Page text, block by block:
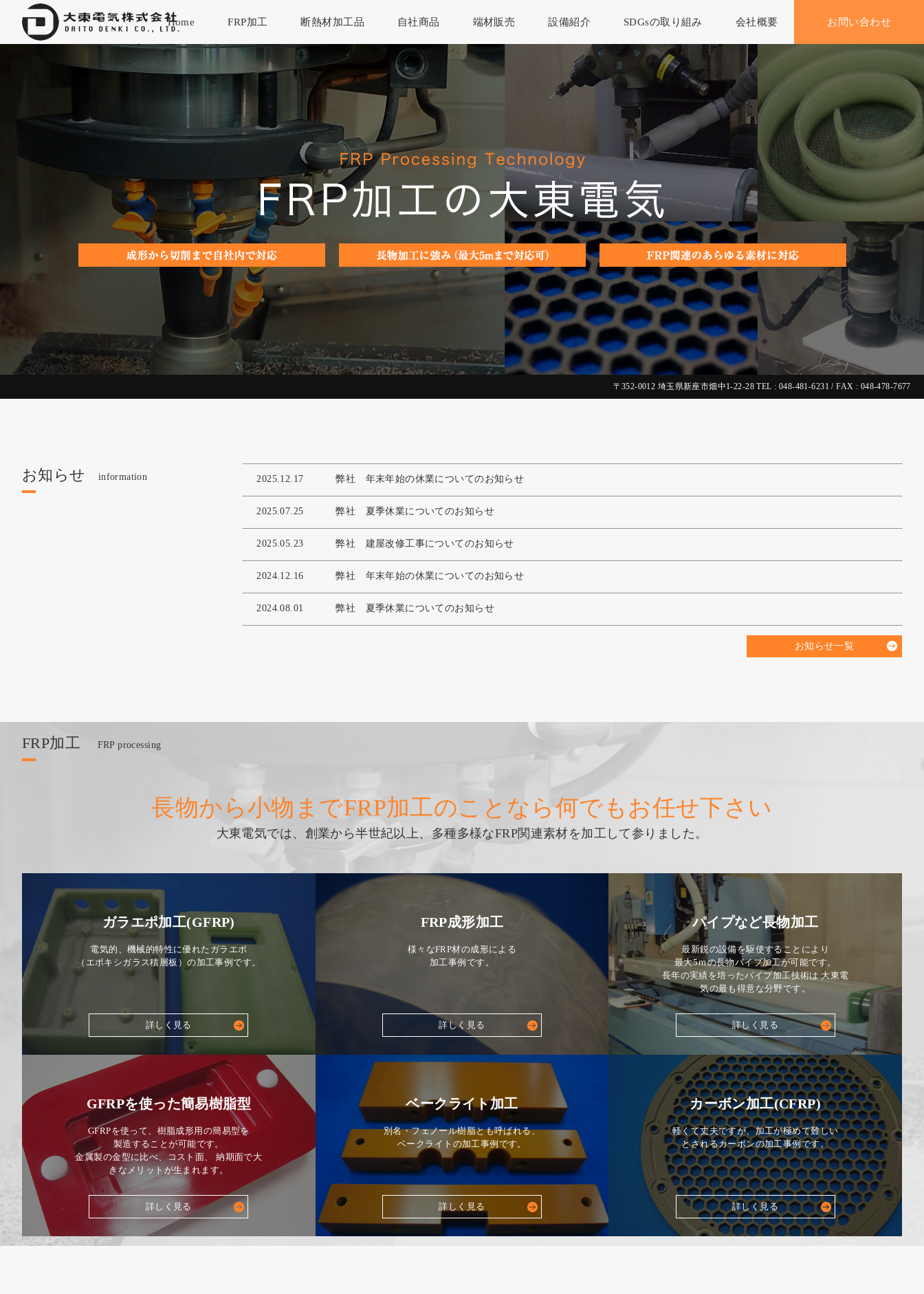
Home FRP加工 断熱材加工品 自社商品 端材販売 設備紹介 SDGsの取り組み 会社概要 お問い合わせ
〒352-0012 埼玉県新座市畑中1-22-28TEL : 048-481-6231 / FAX : 048-478-7677
お知らせ information 2025.12.17 弊社 年末年始の休業についてのお知らせ
2025.07.25 弊社 夏季休業についてのお知らせ
2025.05.23 弊社 建屋改修工事についてのお知らせ
2024.12.16 弊社 年末年始の休業についてのお知らせ
2024.08.01 弊社 夏季休業についてのお知らせ
お知らせ一覧
FRP加工 FRP processing
長物から小物までFRP加工のことなら何でもお任せ下さい
大東電気では、創業から半世紀以上、多種多様なFRP関連素材を加工して参りました。
ガラエポ加工(GFRP)
電気的、機械的特性に優れたガラエポ
（エポキシガラス積層板）の加工事例です。
詳しく見る
FRP成形加工
様々なFRP材の成形による
加工事例です。
詳しく見る
パイプなど長物加工
最新鋭の設備を駆使することにより
最大5ｍの長物パイプ加工が可能です。
長年の実績を培ったパイプ加工技術は 大東電
気の最も得意な分野です。
詳しく見る
GFRPを使った簡易樹脂型
GFRPを使って、樹脂成形用の簡易型を
製造することが可能です。
金属製の金型に比べ、コスト面、 納期面で大
きなメリットが生まれます。
詳しく見る
ベークライト加工
別名・フェノール樹脂とも呼ばれる、
ベークライトの加工事例です。
詳しく見る
カーボン加工(CFRP)
軽くて丈夫ですが、加工が極めて難しい
とされるカーボンの加工事例です。
詳しく見る